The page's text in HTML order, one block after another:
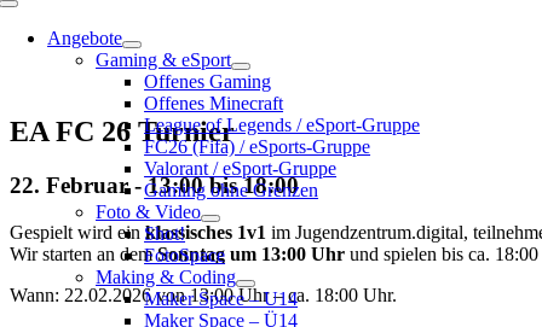
Toggle
NavigationAngebote
Gaming & eSport
Offenes Gaming
Offenes Minecraft
League of Legends / eSport-Gruppe
FC26 (Fifa) / eSports-Gruppe
Valorant / eSport-Gruppe
Gaming ohne Grenzen
Foto & Video
Shot!
FotoSpace
Making & Coding
Maker Space – U14
Maker Space – Ü14
EA FC 26 Turnier
22. Februar - 13:00bis18:00
Gespielt wird ein klassisches 1v1 im Jugendzentrum.digital,
Wir starten an demSonntag um 13:00 Uhr und spielen bis ca.
Wann: 22.02.2026 von 13:00 Uhr – ca. 18:00 Uhr.